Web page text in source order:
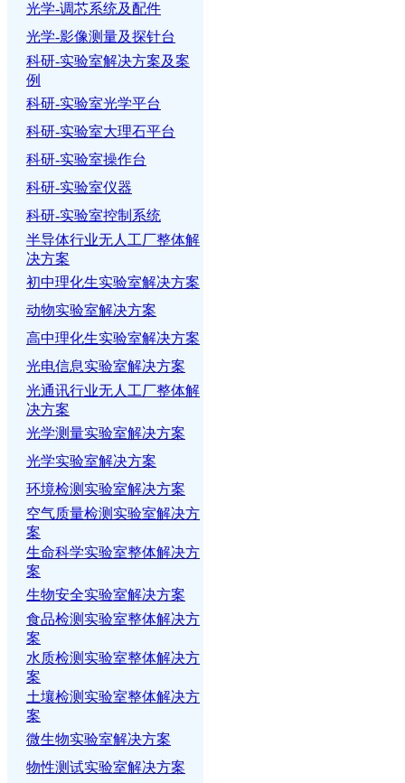
光学-调芯系统及配件
光学-影像测量及探针台
科研-实验室解决方案及案
例
科研-实验室光学平台
科研-实验室大理石平台
科研-实验室操作台
科研-实验室仪器
科研-实验室控制系统
半导体行业无人工厂整体解
决方案
初中理化生实验室解决方案
动物实验室解决方案
高中理化生实验室解决方案
光电信息实验室解决方案
光通讯行业无人工厂整体解
决方案
光学测量实验室解决方案
光学实验室解决方案
环境检测实验室解决方案
空气质量检测实验室解决方
案
生命科学实验室整体解决方
案
生物安全实验室解决方案
食品检测实验室整体解决方
案
水质检测实验室整体解决方
案
土壤检测实验室整体解决方
案
微生物实验室解决方案
物性测试实验室解决方案